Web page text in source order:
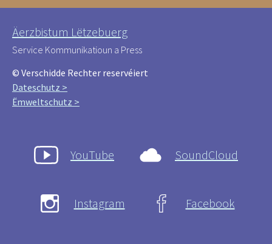
Äerzbistum Lëtzebuerg
Service Kommunikatioun a Press
© Verschidde Rechter reservéiert
Dateschutz >
Ëmweltschutz >
YouTube SoundCloud
Instagram Facebook